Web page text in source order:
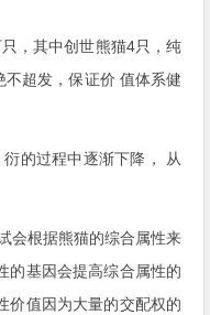
，其中创世熊猫4只，纯
超发，保证价 值体系健
的过程中逐渐下降， 从
会根据熊猫的综合属性来
的基因会提高综合属性的
价值因为大量的交配权的